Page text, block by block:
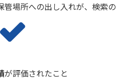
場所への出し入れが、検索の
が評価されたこと